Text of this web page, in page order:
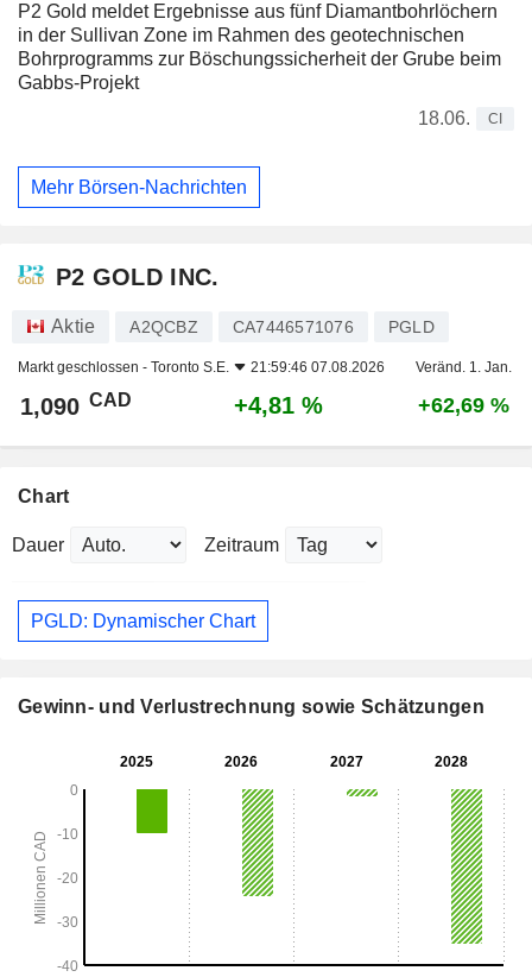
P2 Gold meldet Ergebnisse aus fünf Diamantbohrlöchern
in der Sullivan Zone im Rahmen des geotechnischen
Bohrprogramms zur Böschungssicherheit der Grube beim
Gabbs-Projekt
18.06.
CI
Mehr Börsen-Nachrichten
P2 GOLD INC.
Aktie A2QCBZ CA7446571076 PGLD
Markt geschlossen - Toronto S.E. 21:59:46 07.08.2026 Veränd. 1. Jan.
1,090 CAD +4,81 % +62,69 %
Chart
Dauer Zeitraum
PGLD: Dynamischer Chart
Gewinn- und Verlustrechnung sowie Schätzungen